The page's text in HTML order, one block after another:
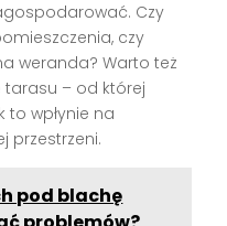
Czy
czy
weranda? Warto też
– od której
to wpłynie na
przestrzeni.
pod blachę